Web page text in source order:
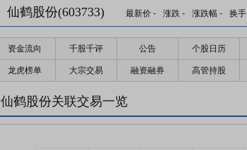
仙鹤股份(603733) 最新价 - 涨跌 - 涨跌幅 - 换手
资金流向 千股千评 公告 个股日历
龙虎榜单 大宗交易 融资融券 高管持股
仙鹤股份关联交易一览